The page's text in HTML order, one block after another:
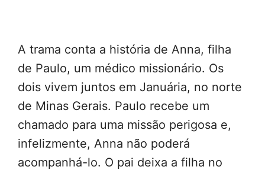
A trama conta a história de Anna, filha
de Paulo, um médico missionário. Os
dois vivem juntos em Januária, no norte
de Minas Gerais. Paulo recebe um
chamado para uma missão perigosa e,
infelizmente, Anna não poderá
acompanhá-lo. O pai deixa a filha no